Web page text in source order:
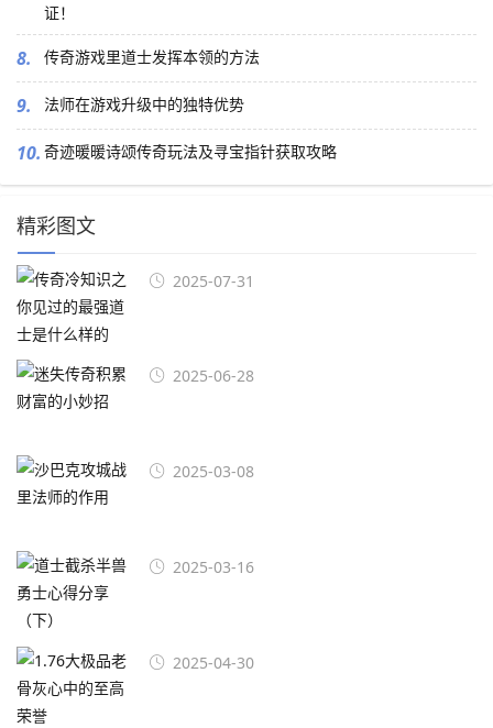
证！
8. 传奇游戏里道士发挥本领的方法
9. 法师在游戏升级中的独特优势
10. 奇迹暖暖诗颂传奇玩法及寻宝指针获取攻略
精彩图文
2025-07-31
2025-06-28
2025-03-08
2025-03-16
2025-04-30